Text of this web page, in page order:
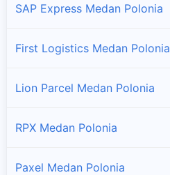
SAP Express Medan Polonia
First Logistics Medan Polonia
Lion Parcel Medan Polonia
RPX Medan Polonia
Paxel Medan Polonia